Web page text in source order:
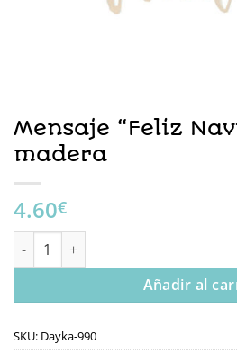
Mensaje “Feliz
madera
4.60€
Mensaje “Feliz Navidad” en madera
Añadir al
SKU: Dayka-990